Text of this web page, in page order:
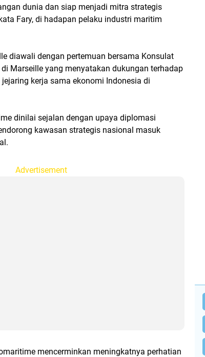
dunia dan siap menjadi mitra strategis
Fary, di hadapan pelaku industri maritim
diawali dengan pertemuan bersama Konsulat
Marseille yang menyatakan dukungan terhadap
kerja sama ekonomi Indonesia di
dinilai sejalan dengan upaya diplomasi
kawasan strategis nasional masuk
Advertisement
mencerminkan meningkatnya perhatian